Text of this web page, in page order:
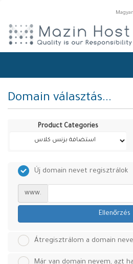
Magyar
Domain választás...
Product Categories
Új domain nevet regisztrálok
www.
Ellenőrzés
Átregisztrálom a domain
Már van domain nevem, azt